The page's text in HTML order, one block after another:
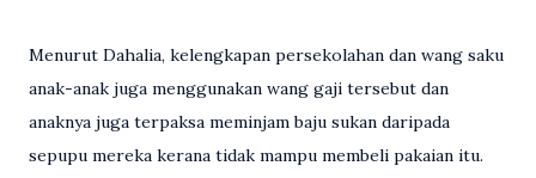
Menurut Dahalia, kelengkapan persekolahan dan wang saku
anak-anak juga menggunakan wang gaji tersebut dan
anaknya juga terpaksa meminjam baju sukan daripada
sepupu mereka kerana tidak mampu membeli pakaian itu.